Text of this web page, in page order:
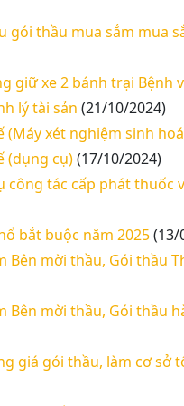
gói thầu mua sắm mua
giữ xe 2 bánh trại Bệnh
lý tài sản (21/10/2024)
xét nghiệm sinh
(dụng cụ)(17/10/2024)
tác cấp phát thuốc
bắt buộc năm 2025(13/
mời thầu, Gói thầu
mời thầu, Gói thầu
giá gói thầu, làm cơ sở